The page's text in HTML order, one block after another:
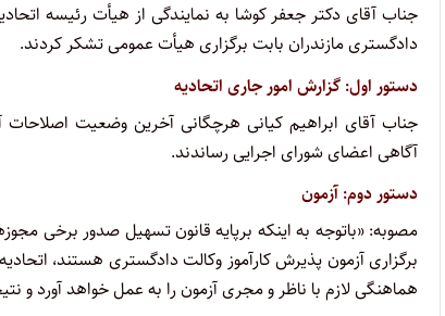
جناب آقای دکتر جعفر کوشا به نمایندگی از هیأت رئیسه
دادگستری مازندران بابت برگزاری هیأت عمومی تشکر کردند.
دستور اول: گزارش امور جاری اتحادیه
آگاهی اعضای شورای اجرایی رساندند.
دستور دوم: آزمون
برگزاری آزمون پذیرش کارآموز وکالت دادگستری هستند،
هماهنگی لازم با ناظر و مجری آزمون را به عمل خواهد آورد و